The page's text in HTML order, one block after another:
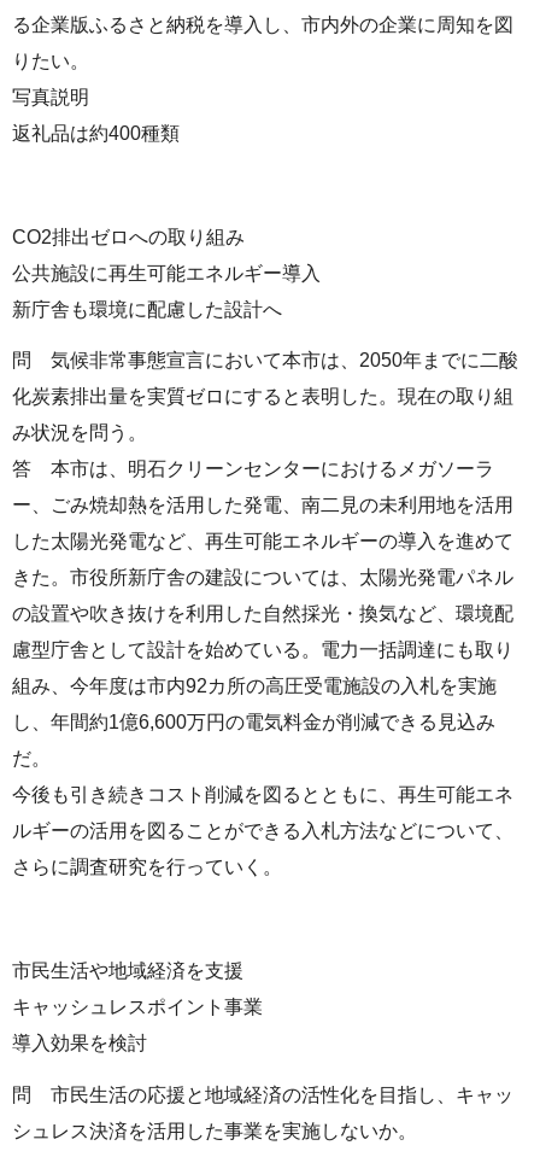
る企業版ふるさと納税を導入し、市内外の企業に周知を図
りたい。
写真説明
返礼品は約400種類
CO2排出ゼロへの取り組み
公共施設に再生可能エネルギー導入
新庁舎も環境に配慮した設計へ
問 気候非常事態宣言において本市は、2050年までに二酸
化炭素排出量を実質ゼロにすると表明した。現在の取り組
み状況を問う。
答 本市は、明石クリーンセンターにおけるメガソーラ
ー、ごみ焼却熱を活用した発電、南二見の未利用地を活用
した太陽光発電など、再生可能エネルギーの導入を進めて
きた。市役所新庁舎の建設については、太陽光発電パネル
の設置や吹き抜けを利用した自然採光・換気など、環境配
慮型庁舎として設計を始めている。電力一括調達にも取り
組み、今年度は市内92カ所の高圧受電施設の入札を実施
し、年間約1億6,600万円の電気料金が削減できる見込み
だ。
今後も引き続きコスト削減を図るとともに、再生可能エネ
ルギーの活用を図ることができる入札方法などについて、
さらに調査研究を行っていく。
市民生活や地域経済を支援
キャッシュレスポイント事業
導入効果を検討
問 市民生活の応援と地域経済の活性化を目指し、キャッ
シュレス決済を活用した事業を実施しないか。